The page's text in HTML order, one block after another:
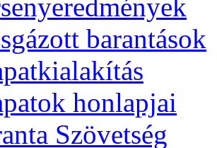
barantások
honlapjai
Szövetség